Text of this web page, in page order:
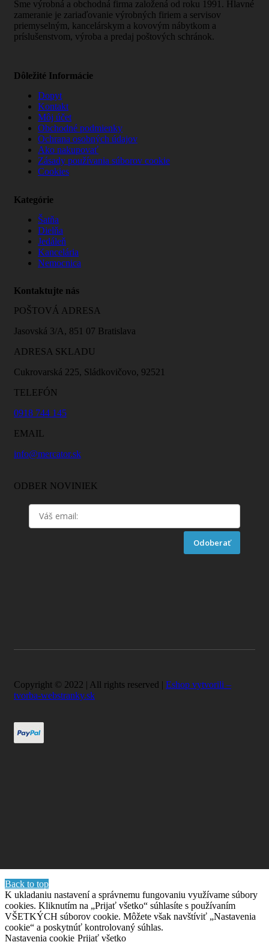
Sme výrobná a obchodná firma založená od roku 1991. Hlavné
zameranie je zariaďovanie výrobných firiem a servisov
priemyselným, kancelárskym a kovovým nábytkom a
príslušenstvom, výroba a predaj poštových schránok.
Dôležité Informácie
Dopyt
Kontakt
Môj účet
Obchodné podmienky
Ochrana osobných údajov
Ako nakupovať
Zásady používania súborov cookie
Cookies
Kategórie
Šatňa
Dielňa
Jedáleň
Kancelária
Nemocnica
Kontaktujte nás
POŠTOVÁ ADRESA
Jasovská 3/A, 851 07 Bratislava
ADRESA SKLADU
Cukrovarská 225, Sládkovičovo, 92521
TELEFÓN
0918 744 145
EMAIL
info@mercator.sk
ODBER NOVINIEK
Odoberať
Copyright © 2022 | All rights reserved | Eshop vytvorili –
tvorba-webstranky.sk
Back to top
K ukladaniu nastavení a správnemu fungovaniu využívame súbory
cookies. Kliknutím na „Prijať všetko“ súhlasíte s používaním
VŠETKÝCH súborov cookie. Môžete však navštíviť „Nastavenia
cookie“ a poskytnúť kontrolovaný súhlas.
Nastavenia cookie Prijať všetko